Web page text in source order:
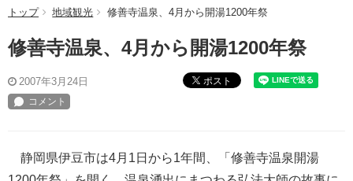
トップ 地域観光 修善寺温泉、4月から開湯1200年祭
修善寺温泉、4月から開湯1200年祭
2007年3月24日 ポスト
静岡県伊豆市は4月1日から1年間、「修善寺温泉開湯